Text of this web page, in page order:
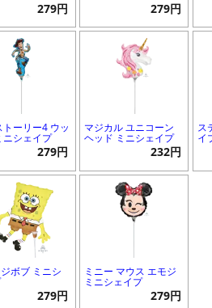
279円 279円
トーリー4 ウッ
ニシェイプ
279円
マジカル ユニコーン
ヘッド ミニシェイプ
232円
ス
イ
ボブ ミニシ
279円
ミニー マウス エモジ
ミニシェイプ
279円